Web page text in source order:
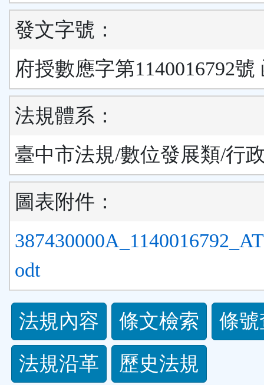
發文字號：
府授數應字第1140016792號
法規體系：
臺中市法規/數位發展類/行
圖表附件：
odt
法
規
功
法規內容 條文檢索
條
法規沿革
歷史法規